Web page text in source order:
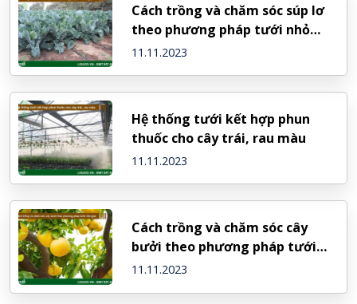
Cách trồng và chăm sóc súp lơ
theo phương pháp tưới nhỏ
giọt
11.11.2023
Hệ thống tưới kết hợp phun
thuốc cho cây trái, rau màu
11.11.2023
Cách trồng và chăm sóc cây
bưởi theo phương pháp tưới
nhỏ giọt
11.11.2023